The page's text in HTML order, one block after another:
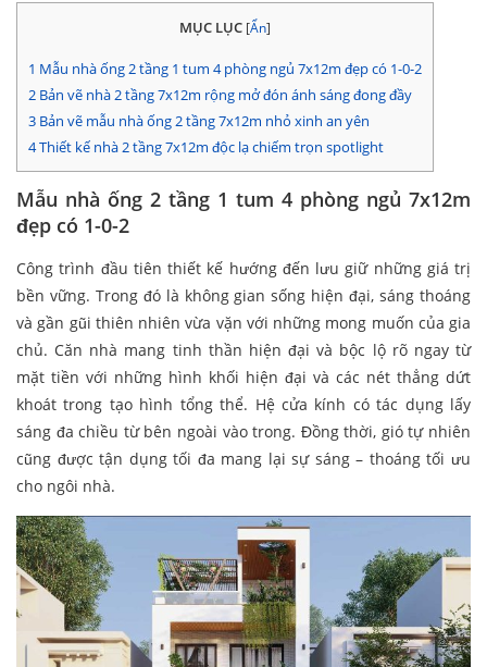
MỤC LỤC [Ẩn]
1 Mẫu nhà ống 2 tầng 1 tum 4 phòng ngủ 7x12m đẹp có 1-0-2
2 Bản vẽ nhà 2 tầng 7x12m rộng mở đón ánh sáng đong đầy
3 Bản vẽ mẫu nhà ống 2 tầng 7x12m nhỏ xinh an yên
4Thiết kế nhà 2 tầng 7x12m độc lạ chiếm trọn spotlight
Mẫu nhà ống 2 tầng 1 tum 4 phòng ngủ 7x12m
đẹp có 1-0-2
Công trình đầu tiên thiết kế hướng đến lưu giữ những giá trị
bền vững. Trong đó là không gian sống hiện đại, sáng thoáng
và gần gũi thiên nhiên vừa vặn với những mong muốn của gia
chủ. Căn nhà mang tinh thần hiện đại và bộc lộ rõ ngay từ
mặt tiền với những hình khối hiện đại và các nét thẳng dứt
khoát trong tạo hình tổng thể. Hệ cửa kính có tác dụng lấy
sáng đa chiều từ bên ngoài vào trong. Đồng thời, gió tự nhiên
cũng được tận dụng tối đa mang lại sự sáng – thoáng tối ưu
cho ngôi nhà.